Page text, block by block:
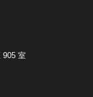
905 室